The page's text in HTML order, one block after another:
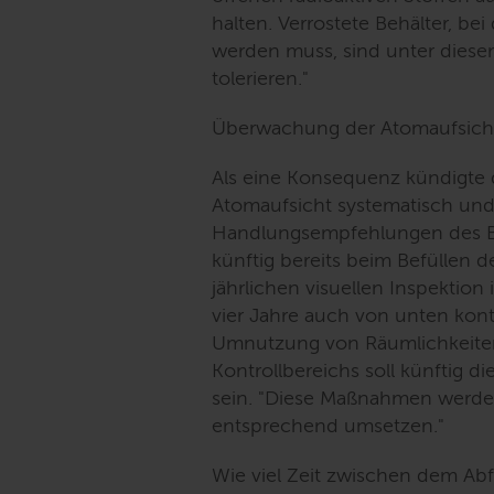
halten. Verrostete Behälter,
werden muss, sind unter
tolerieren."
Überwachung der
Als eine Konsequenz
Atomaufsicht systematisch
Handlungsempfehlungen des
künftig bereits beim Befüllen
jährlichen visuellen Inspektion
vier Jahre auch von unten
Umnutzung von
Kontrollbereichs soll künftig
sein. " Diese Maßnahmen
entsprechend umsetzen."
Wie viel Zeit zwischen dem